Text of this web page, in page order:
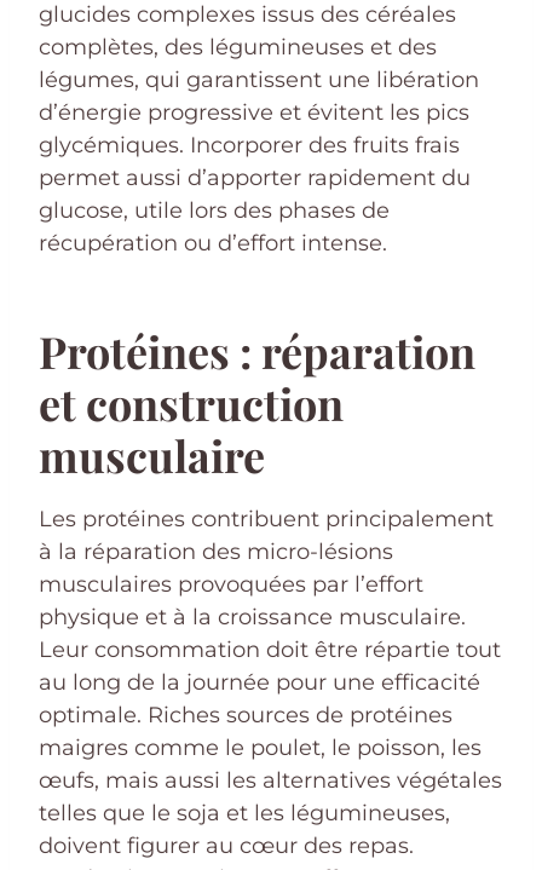
glucides complexes issus des céréales
complètes, des légumineuses et des
légumes, qui garantissent une libération
d’énergie progressive et évitent les pics
glycémiques. Incorporer des fruits frais
permet aussi d’apporter rapidement du
glucose, utile lors des phases de
récupération ou d’effort intense.
Protéines : réparation
et construction
musculaire
Les protéines contribuent principalement
à la réparation des micro-lésions
musculaires provoquées par l’effort
physique et à la croissance musculaire.
Leur consommation doit être répartie tout
au long de la journée pour une efficacité
optimale. Riches sources de protéines
maigres comme le poulet, le poisson, les
œufs, mais aussi les alternatives végétales
telles que le soja et les légumineuses,
doivent figurer au cœur des repas.